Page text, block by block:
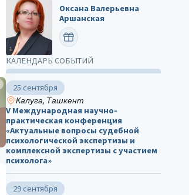
Оксана Валерьевна
Аршанская
ПОЗДРАВИТЬ
КАЛЕНДАРЬ СОБЫТИЙ
25 сентября
Калуга, Ташкент
V Международная научно-
практическая конференция
«Актуальные вопросы судебной
психологической экспертизы и
комплексной экспертизы с участием
психолога»
29 сентября